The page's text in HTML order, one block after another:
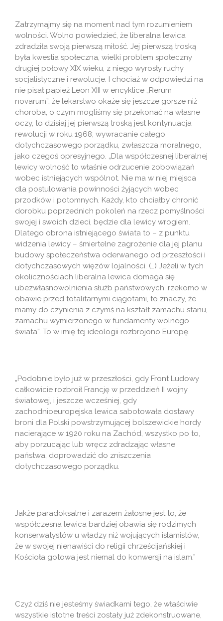
Zatrzymajmy się na moment nad tym rozumieniem
wolności. Wolno powiedzieć, że liberalna lewica
zdradziła swoją pierwszą miłość. Jej pierwszą troską
była kwestia społeczna, wielki problem społeczny
drugiej połowy XIX wieku, z niego wyrosły ruchy
socjalistyczne i rewolucje. I chociaż w odpowiedzi na
nie pisał papież Leon XIII w encyklice „Rerum
novarum”, że lekarstwo okaże się jeszcze gorsze niż
choroba, o czym mogliśmy się przekonać na własne
oczy, to dzisiaj jej pierwszą troską jest kontynuacja
rewolucji w roku 1968; wywracanie całego
dotychczasowego porządku, zwłaszcza moralnego,
jako czegoś opresyjnego. „Dla współczesnej liberalnej
lewicy wolność to właśnie odrzucenie zobowiązań
wobec istniejących wspólnot. Nie ma w niej miejsca
dla postulowania powinności żyjących wobec
przodków i potomnych. Każdy, kto chciałby chronić
dorobku poprzednich pokoleń na rzecz pomyślności
swojej i swoich dzieci, będzie dla lewicy wrogiem.
Dlatego obrona istniejącego świata to – z punktu
widzenia lewicy – śmiertelne zagrożenie dla jej planu
budowy społeczeństwa oderwanego od przeszłości i
dotychczasowych więzów lojalności. (…) Jeżeli w tych
okolicznościach liberalna lewica domaga się
ubezwłasnowolnienia służb państwowych, rzekomo w
obawie przed totalitarnymi ciągotami, to znaczy, że
mamy do czynienia z czymś na kształt zamachu stanu,
zamachu wymierzonego w fundamenty wolnego
świata”. To w imię tej ideologii rozbrojono Europę.
„Podobnie było już w przeszłości, gdy Front Ludowy
całkowicie rozbroił Francję w przeddzień II wojny
światowej, i jeszcze wcześniej, gdy
zachodnioeuropejska lewica sabotowała dostawy
broni dla Polski powstrzymującej bolszewickie hordy
nacierające w 1920 roku na Zachód, wszystko po to,
aby porzucając lub wręcz zdradzając własne
państwa, doprowadzić do zniszczenia
dotychczasowego porządku.
Jakże paradoksalne i zarazem żałosne jest to, że
współczesna lewica bardziej obawia się rodzimych
konserwatystów u władzy niż wojujących islamistów,
że w swojej nienawiści do religii chrześcijańskiej i
Kościoła gotowa jest niemal do konwersji na islam.”
Czyż dziś nie jesteśmy świadkami tego, że właściwie
wszystkie istotne treści zostały już zdekonstruowane,